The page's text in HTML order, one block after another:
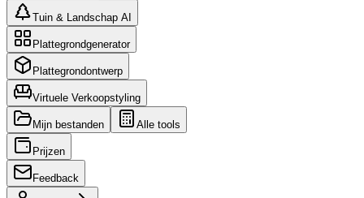
Tuin & Landschap AI
Plattegrondgenerator
Plattegrondontwerp
Virtuele Verkoopstyling
Mijn bestanden Alle tools
Prijzen
Feedback